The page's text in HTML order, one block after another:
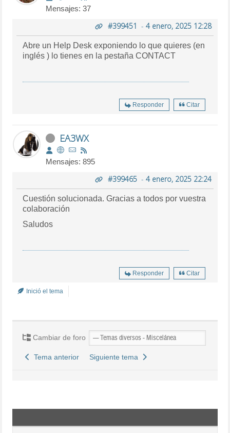
Mensajes: 37
#399451 - 4 enero, 2025 12:28
Abre un Help Desk exponiendo lo que quieres (en
inglés ) lo tienes en la pestaña CONTACT
Responder Citar
EA3WX
Mensajes: 895
#399465- 4 enero, 2025 22:24
Cuestión solucionada. Gracias a todos por vuestra
colaboración
Saludos
Responder Citar
Inició el tema
Cambiar de foro
Tema anterior Siguiente tema